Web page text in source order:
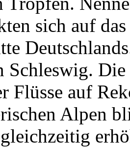
sich auf
Schleswig.
Flüsse auf
Alpen
gleichzeitig